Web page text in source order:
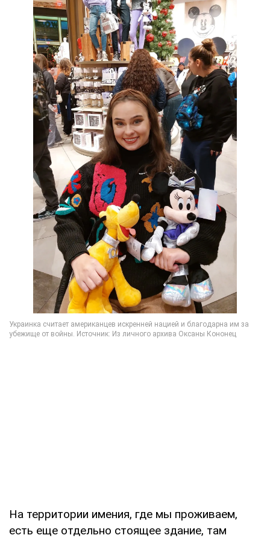
На территории имения, где мы проживаем,
есть еще отдельно стоящее здание, там